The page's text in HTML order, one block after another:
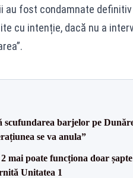
au fost condamnate
cu intenție, dacă nu a
scufundarea barjelor pe
se va anula”
mai poate funcționa doar
Unitatea 1